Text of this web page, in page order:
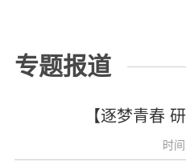
专题报道
【逐梦青春
时